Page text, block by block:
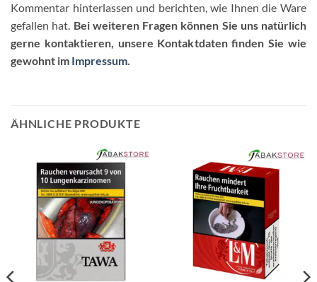
Kommentar hinterlassen und berichten, wie Ihnen die Ware
gefallen hat. Bei weiteren Fragen können Sie uns natürlich
gerne kontaktieren, unsere Kontaktdaten finden Sie wie
gewohnt im Impressum.
ÄHNLICHE PRODUKTE